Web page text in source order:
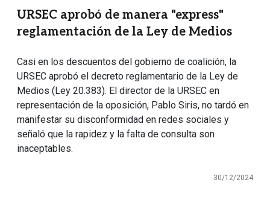
URSEC aprobó de manera "express"
reglamentación de la Ley de Medios
Casi en los descuentos del gobierno de coalición, la
URSEC aprobó el decreto reglamentario de la Ley de
Medios (Ley 20.383). El director de la URSEC en
representación de la oposición, Pablo Siris, no tardó en
manifestar su disconformidad en redes sociales y
señaló que la rapidez y la falta de consulta son
inaceptables.
30/12/2024